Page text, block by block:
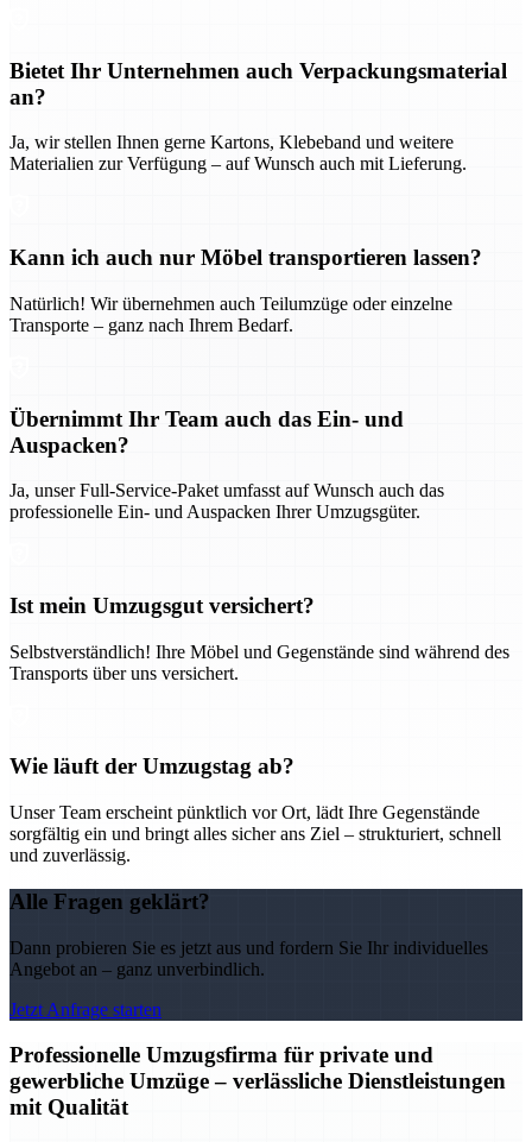
Bietet Ihr Unternehmen auch Verpackungsmaterial
an?
Ja, wir stellen Ihnen gerne Kartons, Klebeband und weitere
Materialien zur Verfügung – auf Wunsch auch mit Lieferung.
Kann ich auch nur Möbel transportieren lassen?
Natürlich! Wir übernehmen auch Teilumzüge oder einzelne
Transporte – ganz nach Ihrem Bedarf.
Übernimmt Ihr Team auch das Ein- und
Auspacken?
Ja, unser Full-Service-Paket umfasst auf Wunsch auch das
professionelle Ein- und Auspacken Ihrer Umzugsgüter.
Ist mein Umzugsgut versichert?
Selbstverständlich! Ihre Möbel und Gegenstände sind während des
Transports über uns versichert.
Wie läuft der Umzugstag ab?
Unser Team erscheint pünktlich vor Ort, lädt Ihre Gegenstände
sorgfältig ein und bringt alles sicher ans Ziel – strukturiert, schnell
und zuverlässig.
Alle Fragen geklärt?
Dann probieren Sie es jetzt aus und fordern Sie Ihr individuelles
Angebot an – ganz unverbindlich.
Jetzt Anfrage starten
Professionelle Umzugsfirma für private und
gewerbliche Umzüge – verlässliche Dienstleistungen
mit Qualität